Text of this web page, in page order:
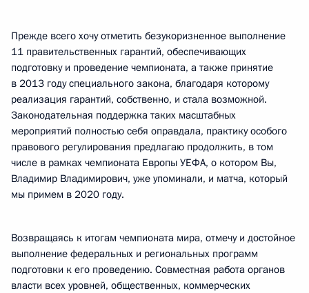
Прежде всего хочу отметить безукоризненное выполнение
11 правительственных гарантий, обеспечивающих
подготовку и проведение чемпионата, а также принятие
в 2013 году специального закона, благодаря которому
реализация гарантий, собственно, и стала возможной.
Законодательная поддержка таких масштабных
мероприятий полностью себя оправдала, практику особого
правового регулирования предлагаю продолжить, в том
числе в рамках чемпионата Европы УЕФА, о котором Вы,
Владимир Владимирович, уже упоминали, и матча, который
мы примем в 2020 году.
Возвращаясь к итогам чемпионата мира, отмечу и достойное
выполнение федеральных и региональных программ
подготовки к его проведению. Совместная работа органов
власти всех уровней, общественных, коммерческих